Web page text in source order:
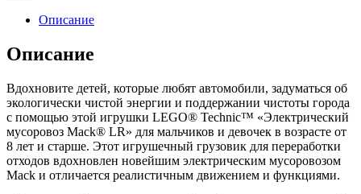
Отправить
Описание
Описание
Вдохновите детей, которые любят автомобили, задуматься об
экологически чистой энергии и поддержании чистоты города
с помощью этой игрушки LEGO® Technic™ «Электрический
мусоровоз Mack® LR» для мальчиков и девочек в возрасте от
8 лет и старше. Этот игрушечный грузовик для переработки
отходов вдохновлен новейшим электрическим мусоровозом
Mack и отличается реалистичным движением и функциями.